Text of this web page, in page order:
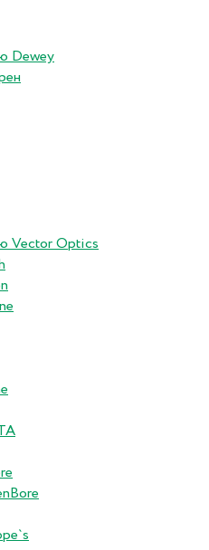
Dewey
Vector Optics